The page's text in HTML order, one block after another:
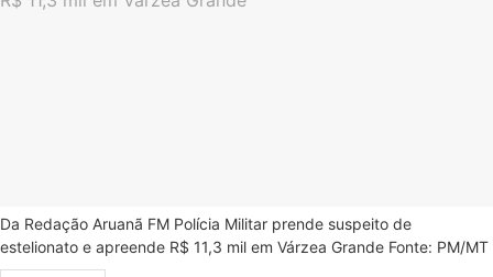
Da Redação Aruanã FM Polícia Militar prende suspeito de
estelionato e apreende R$ 11,3 mil em Várzea Grande Fonte: PM/MT